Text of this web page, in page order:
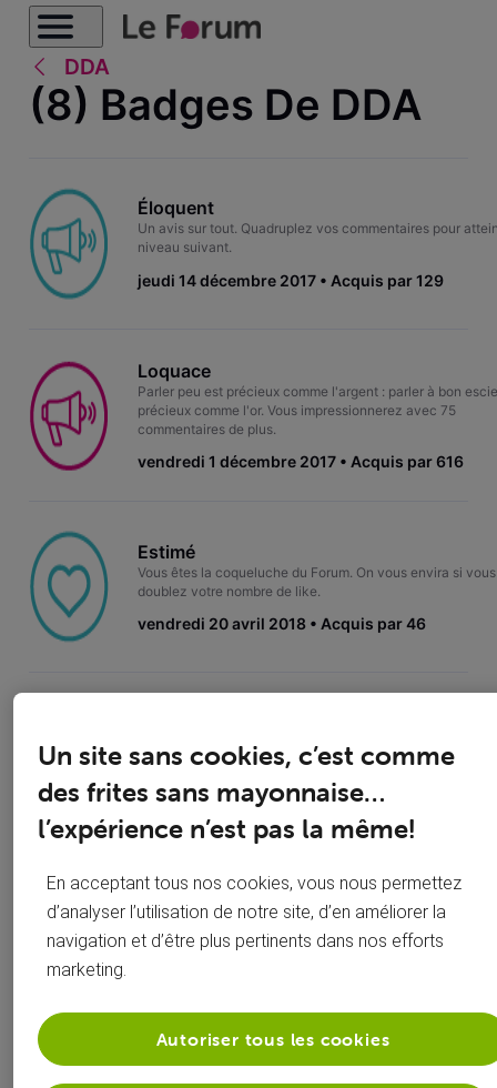
DDA
(8) Badges De DDA
Éloquent
Un avis sur tout. Quadruplez vos commentaires pour
niveau suivant.
jeudi 14 décembre 2017 Acquis par 129
Loquace
Parler peu est précieux comme l'argent : parler à bon
précieux comme l'or. Vous impressionnerez avec 75
commentaires de plus.
vendredi 1 décembre 2017 Acquis par 616
Estimé
Vous êtes la coqueluche du Forum. On vous envira si vous
doublez votre nombre de like.
vendredi 20 avril 2018 Acquis par 46
100 likes, c'est du sérieux! 150 likes de plus c'est ce que
appelle de la viralité.
lundi 8 janvier 2018 Acquis par 99
Bâtisseur
Créateur de tendances. On parie que vous n'êtes pas cap
encore 50 sujets.
Un site sans cookies, c’est comme
des frites sans mayonnaise…
l’expérience n’est pas la même!
En acceptant tous nos cookies, vous nous permettez
d’analyser l’utilisation de notre site, d’en améliorer la
navigation et d’être plus pertinents dans nos efforts
marketing.
Autoriser tous les cookies